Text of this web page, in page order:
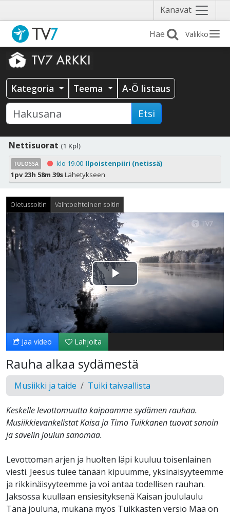
Kanavat Näytä
valikko
Valikko
Kategoria Teema A-Ö listaus
Etsi
Nettisuorat (1 Kpl)
TULOSSA klo 19.00 Ilpoistenpiiri (netissä)
1pv 23h 58m 38sLähetykseen
Oletussoitin Vaihtoehtoinen soitin
Toista
Video
Jaa video Lahjoita
Rauha alkaa sydämestä
Musiikki ja taide Tuiki taivaallista
Keskelle levottomuutta kaipaamme sydämen rauhaa.
Musiikkievankelistat Kaisa ja Timo Tuikkanen tuovat sanoin
ja sävelin joulun sanomaa.
Levottoman arjen ja huolten läpi kuuluu toisenlainen
viesti. Jeesus tulee tänään kipuumme, yksinäisyyteemme
ja rikkinäisyyteemme ja voi antaa todellisen rauhan.
Jaksossa kuullaan ensiesityksenä Kaisan joululaulu
Tänä jouluna, mukana myös Tuikkasten versio Maa on